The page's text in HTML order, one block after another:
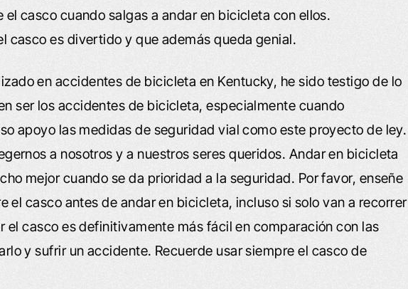
el casco cuando salgas a andar en bicicleta con ellos.
casco es divertido y que además queda genial.
en accidentes de bicicleta en Kentucky, he sido testigo de lo
ser los accidentes de bicicleta, especialmente cuando
apoyo las medidas de seguridad vial como este proyecto de ley.
a nosotros y a nuestros seres queridos. Andar en bicicleta
mejor cuando se da prioridad a la seguridad. Por favor, enseñe
el casco antes de andar en bicicleta, incluso si solo van a recorrer
el casco es definitivamente más fácil en comparación con las
y sufrir un accidente. Recuerde usar siempre el casco de